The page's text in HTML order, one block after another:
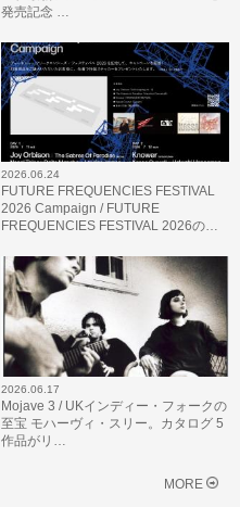
発売記念 …
2026.06.24
FUTURE FREQUENCIES FESTIVAL
2026 Campaign / FUTURE
FREQUENCIES FESTIVAL 2026の…
2026.06.17
Mojave 3 / UKインディー・フォークの
至宝 モハーヴィ・スリー。カタログ 5
作品がリ…
MORE